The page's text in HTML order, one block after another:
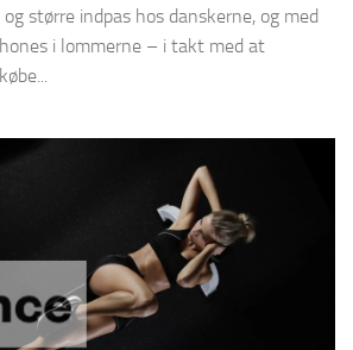
større indpas hos danskerne, og med
i lommerne – i takt med at